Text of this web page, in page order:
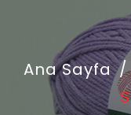
Ana Sayfa /